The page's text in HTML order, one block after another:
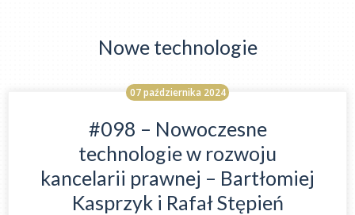
Nowe technologie
07 października 2024
#098 – Nowoczesne
technologie w rozwoju
kancelarii prawnej – Bartłomiej
Kasprzyk i Rafał Stępień